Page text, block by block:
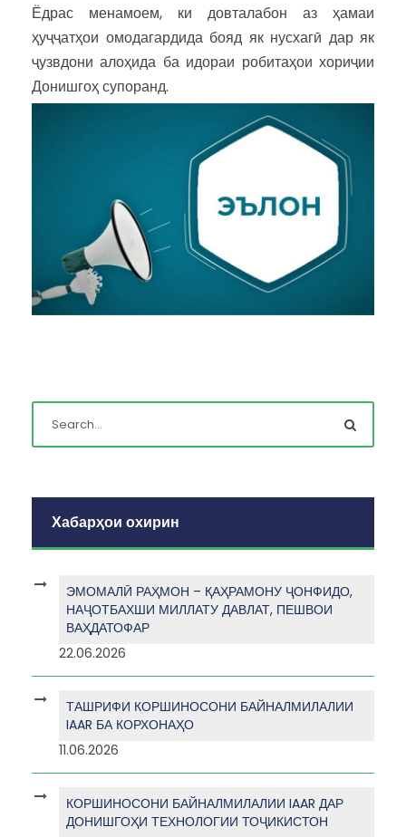
Ёдрас менамоем, ки довталабон аз ҳамаи
ҳуҷҷатҳои омодагардида бояд як нусхагӣ дар як
ҷузвдони алоҳида ба идораи робитаҳои хориҷии
Донишгоҳ супоранд.
Хабарҳои охирин
ЭМОМАЛӢ РАҲМОН – ҚАҲРАМОНУ ҶОНФИДО,
НАҶОТБАХШИ МИЛЛАТУ ДАВЛАТ, ПЕШВОИ
ВАҲДАТОФАР
22.06.2026
ТАШРИФИ КОРШИНОСОНИ БАЙНАЛМИЛАЛИИ
IAAR БА КОРХОНАҲО
11.06.2026
КОРШИНОСОНИ БАЙНАЛМИЛАЛИИ IAAR ДАР
ДОНИШГОҲИ ТЕХНОЛОГИИ ТОҶИКИСТОН